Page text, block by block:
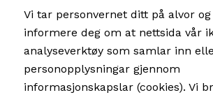
Vi tar personvernet ditt på alvor
informere deg om at nettsida vår
analyseverktøy som samlar inn
personopplysningar gjennom
informasjonskapslar (cookies). Vi